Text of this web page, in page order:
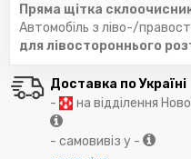
Пряма щітка
Автомобіль з ліво-/
для лівостороннього
Доставка по Україні
-
на відділення
- самовивіз у -